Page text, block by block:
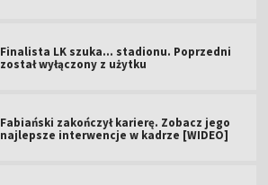
Finalista LK szuka... stadionu. Poprzedni
został wyłączony z użytku
Fabiański zakończył karierę. Zobacz jego
najlepsze interwencje w kadrze [WIDEO]